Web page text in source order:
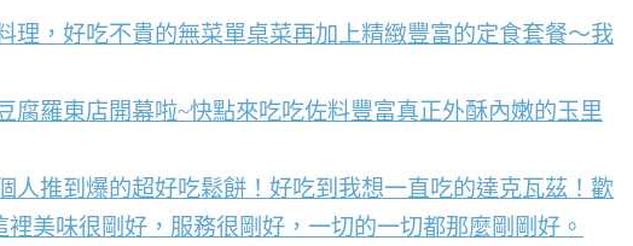
理，好吃不貴的無菜單桌菜再加上精緻豐富的定食套餐～我
腐羅東店開幕啦~快點來吃吃佐料豐富真正外酥內嫩的玉里
人推到爆的超好吃鬆餅！好吃到我想一直吃的達克瓦茲！歡
美味很剛好，服務很剛好，一切的一切都那麼剛剛好。